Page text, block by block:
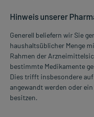
Hinweis unserer
Generell beliefern wir Sie
haushaltsüblicher Menge
Rahmen der
bestimmte Medikamente
Dies trifft insbesondere
angewandt werden oder
besitzen.